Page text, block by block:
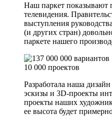
Наш паркет показывают
телевидения.
выступления
(и других стран)
паркете нашего
10 000 проектов
Разработала наша
эскизы и 3D-проекты
проекты наших
ее высота будет